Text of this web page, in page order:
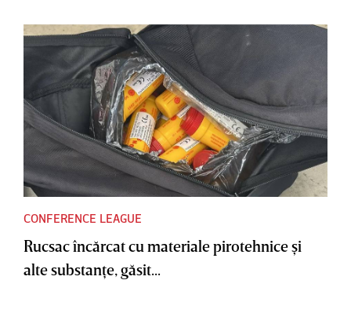
CONFERENCE LEAGUE
Rucsac încărcat cu materiale pirotehnice şi
alte substanţe, găsit...